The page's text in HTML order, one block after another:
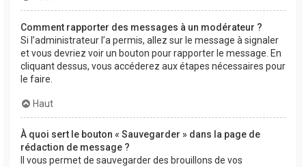
Comment rapporter des messages à un modérateur ?
Si l’administrateur l’a permis, allez sur le message à signaler
et vous devriez voir un bouton pour rapporter le message. En
cliquant dessus, vous accéderez aux étapes nécessaires pour
le faire.
Haut
À quoi sert le bouton « Sauvegarder » dans la page de
rédaction de message ?
Il vous permet de sauvegarder des brouillons de vos